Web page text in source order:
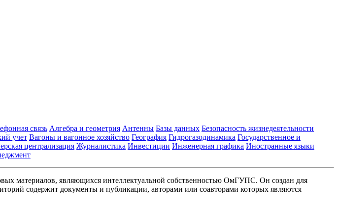
связь Алгебра и геометрия Антенны Базы данных Безопасность жизнедеятельности
учет Вагоны и вагонное хозяйство География Гидрогазодинамика Государственное и
централизация Журналистика Инвестиции Инженерная графика Иностранные языки
материалов, являющихся интеллектуальной собственностью ОмГУПС. Он создан для
содержит документы и публикации, авторами или соавторами которых являются